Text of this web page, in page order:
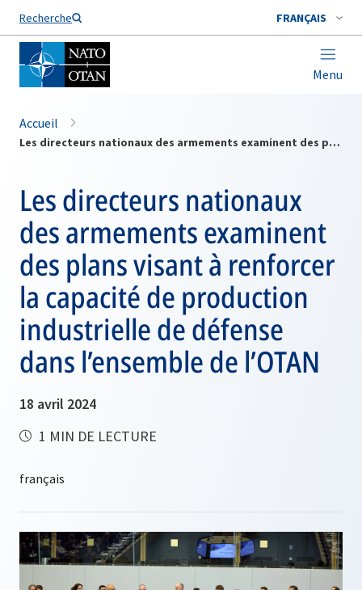
Recherche FRANÇAIS
Menu
Nom de famille*
Accueil
Les directeurs nationaux des armements examinent des plans visant à renforcer la capacité de production industrielle de défense dans l’ensemble de l’OTAN
Les directeurs nationaux
des armements examinent
des plans visant à renforcer
la capacité de production
industrielle de défense
dans l’ensemble de l’OTAN
18 avril 2024
1 MIN DE LECTURE